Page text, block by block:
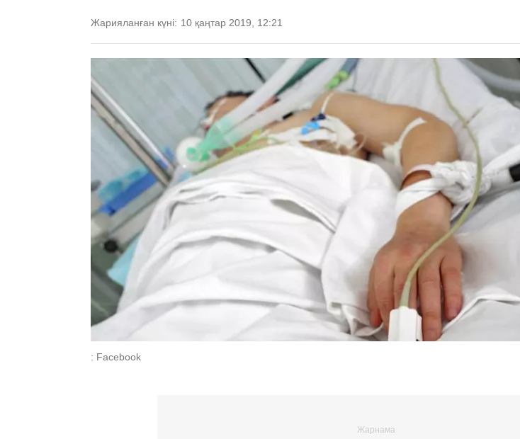
Жарияланған күні: 10 қаңтар 2019, 12:21
: Facebook